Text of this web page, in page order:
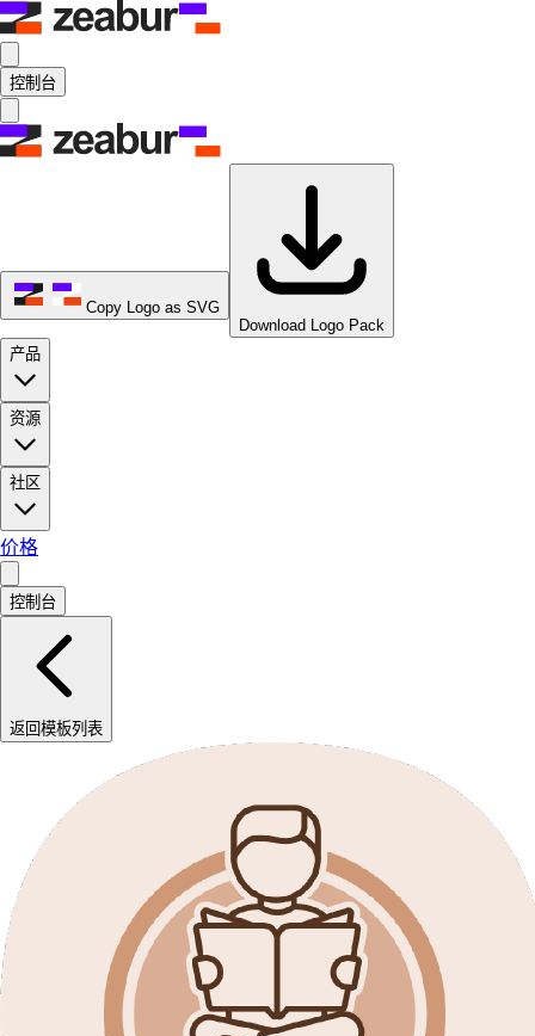
控制台
Copy Logo as SVG
Download Logo Pack
产品
资源
社区
价格
控制台
返回模板列表